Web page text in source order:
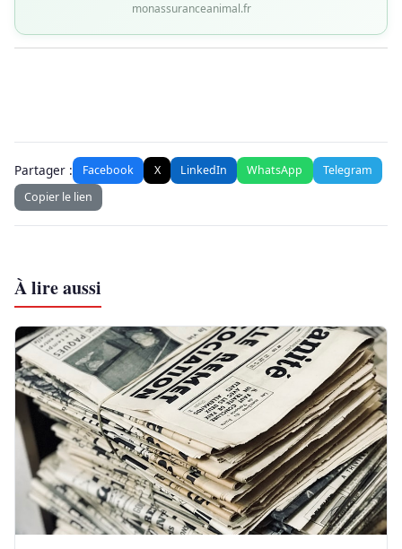
monassuranceanimal.fr
Partager : Facebook X LinkedIn WhatsApp
Telegram
Copier le lien
À lire aussi